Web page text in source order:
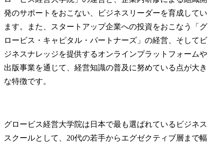
発のサポートをおこない、ビジネスリーダーを育成してい
ます。また、スタートアップ企業への投資をおこなう「グ
ロービス・キャピタル・パートナーズ」の経営、そしてビ
ジネスナレッジを提供するオンラインプラットフォームや
出版事業を通じて、経営知識の普及に努めている点が大き
な特徴です。
グロービス経営大学院は日本で最も選ばれているビジネス
スクールとして、20代の若手からエグゼクティブ層まで幅